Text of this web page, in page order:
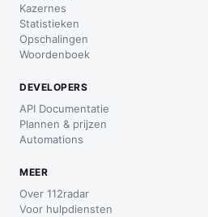
Kazernes
Statistieken
Opschalingen
Woordenboek
DEVELOPERS
API Documentatie
Plannen & prijzen
Automations
MEER
Over 112radar
Voor hulpdiensten